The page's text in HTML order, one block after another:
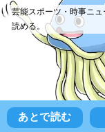
芸能スポーツ・時事ニ
読める。
あとで読む